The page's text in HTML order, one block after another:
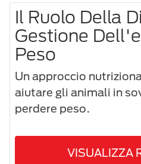
Il Ruolo Della
Gestione
Peso
Un approccio
aiutare gli animali in
perdere peso.
VISUALIZZA